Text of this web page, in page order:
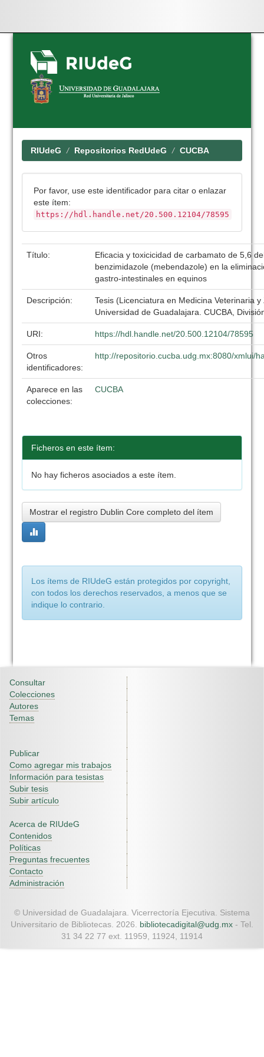
Skip
navigation
RIUdeG Repositorios RedUdeG CUCBA
Por favor, use este identificador para citar o enlazar
este ítem:
https://hdl.handle.net/20.500.12104/78595
Título:
Eficacia y toxicicidad de carbamato de 5,6
benzimidazole (mebendazole) en la
gastro-intestinales en equinos
Descripción:
Tesis (Licenciatura en Medicina Veterinaria
Universidad de Guadalajara. CUCBA,
URI: https://hdl.handle.net/20.500.12104/78595
Otros
identificadores:
http://repositorio.cucba.udg.mx:8080/xmlui/
Aparece en las
colecciones:
CUCBA
Ficheros en este ítem:
No hay ficheros asociados a este ítem.
Mostrar el registro Dublin Core completo del ítem
Los ítems de RIUdeG están protegidos por copyright,
con todos los derechos reservados, a menos que se
indique lo contrario.
Consultar
Colecciones
Autores
Temas
Publicar
Como agregar mis trabajos
Información para tesistas
Subir tesis
Subir artículo
Acerca de RIUdeG
Contenidos
Políticas
Preguntas frecuentes
Contacto
Administración
© Universidad de Guadalajara. Vicerrectoría Ejecutiva. Sistema
Universitario de Bibliotecas. 2026. bibliotecadigital@udg.mx - Tel.
31 34 22 77 ext. 11959, 11924, 11914